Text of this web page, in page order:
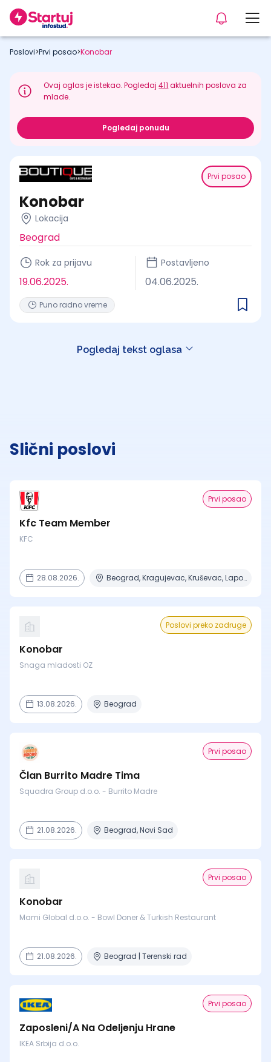
Poslovi>Prvi posao>Konobar
Ovaj oglas je istekao. Pogledaj411 aktuelnih poslova za
mlade.
Pogledaj ponudu
Prvi posao
Konobar
Lokacija
Beograd
Rok za prijavu
19.06.2025.
Postavljeno
04.06.2025.
Puno radno vreme
Pogledaj tekst oglasa
Slični poslovi
Prvi posao
Kfc Team Member
KFC
28.08.2026. Beograd, Kragujevac, Kruševac, Lapovo, Niš + 4 mesta
Poslovi preko zadruge
Konobar
Snaga mladosti OZ
13.08.2026. Beograd
Prvi posao
Član Burrito Madre Tima
Squadra Group d.o.o. - Burrito Madre
21.08.2026. Beograd, Novi Sad
Prvi posao
Konobar
Mami Global d.o.o. - Bowl Doner & Turkish Restaurant
21.08.2026. Beograd | Terenski rad
Prvi posao
Zaposleni/A Na Odeljenju Hrane
IKEA Srbija d.o.o.